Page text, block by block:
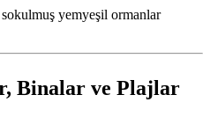
yemyeşil ormanlar
Binalar ve Plajlar